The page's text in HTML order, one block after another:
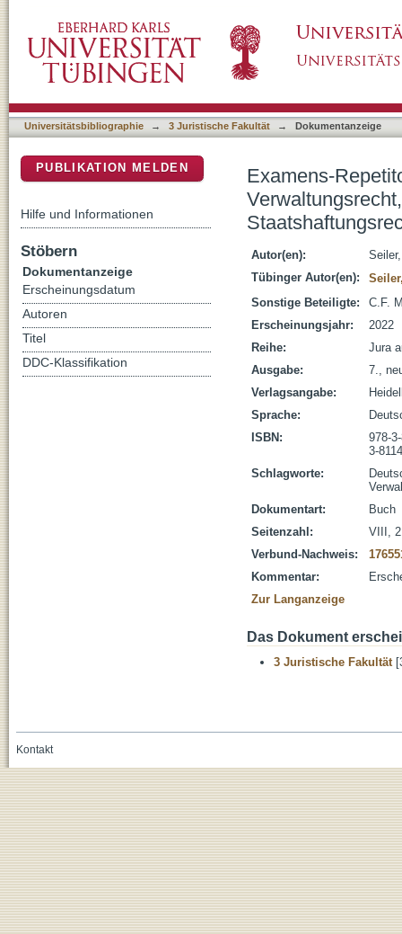
Kommunalrecht, Staatshaftungsrecht
Universitätsbibliographie → 3 Juristische Fakultät → Dokumentanzeige
Examens-
Autor(en):
Tübinger Autor(en):
Sonstige Beteiligte:
C.F.
Erscheinungsjahr:
2022
Reihe:
Jura
Ausgabe:
7.,
Verlagsangabe:
Sprache:
ISBN:
978-
3-
Schlagworte:
Dokumentart:
Buch
Seitenzahl:
VIII,
Verbund-Nachweis:
Kommentar:
Zur Langanzeige
Das Dokument
3 Juristische Fakultät
PUBLIKATION MELDEN
Hilfe und Informationen
Stöbern
Dokumentanzeige
Erscheinungsdatum
Autoren
Titel
DDC-Klassifikation
Kontakt